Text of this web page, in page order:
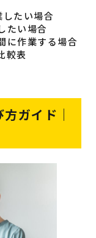
たい場合
たい場合
に作業する場合
較表
ガイド｜